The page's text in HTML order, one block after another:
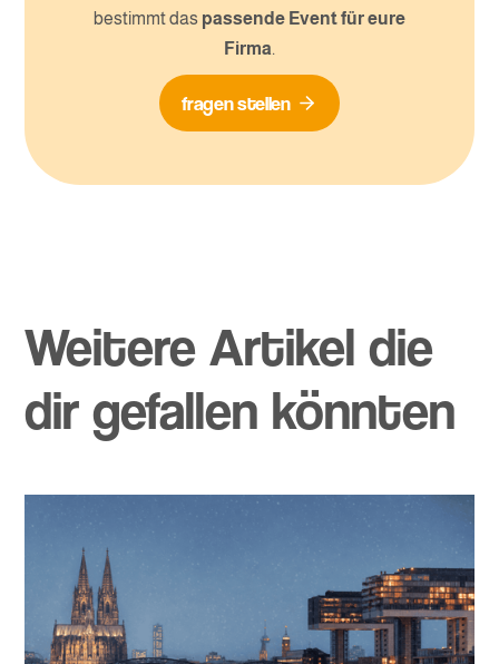
bestimmt das passende Event für eure
Firma.
fragen stellen
Weitere Artikel die
dir gefallen könnten